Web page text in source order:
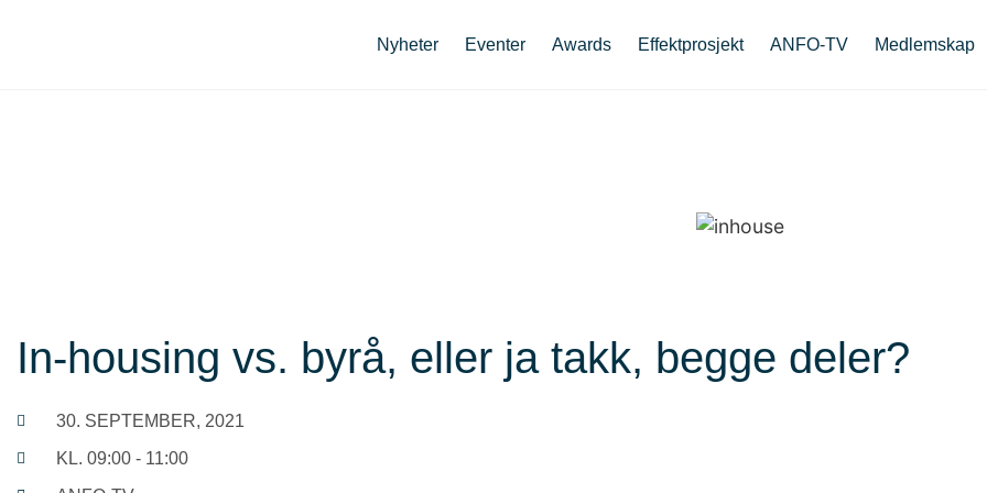
Nyheter Eventer Awards Effektprosjekt ANFO-TV Medlemskap
In-housing vs. byrå, eller ja takk, begge deler?
30. SEPTEMBER, 2021
KL. 09:00 - 11:00